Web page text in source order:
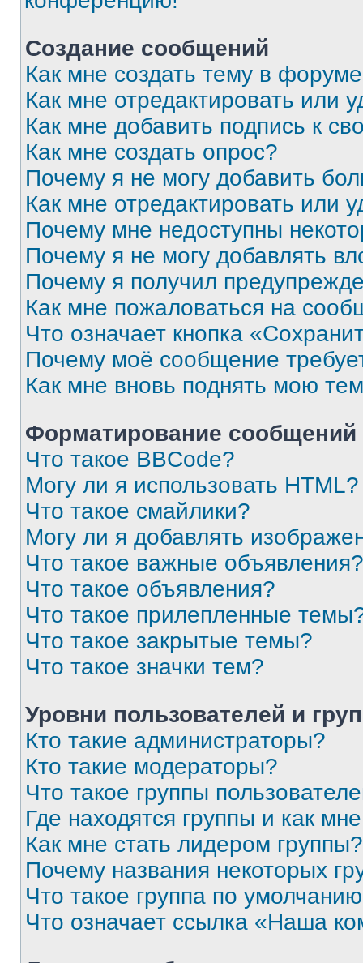
Создание сообщений
Как мне создать тему в
Как мне отредактировать или
Как мне добавить подпись к
Как мне создать опрос?
Почему я не могу добавить
Как мне отредактировать или
Почему мне недоступны
Почему я не могу добавлять
Почему я получил
Как мне пожаловаться на
Что означает кнопка
Почему моё сообщение
Как мне вновь поднять мою
Форматирование
Что такое BBCode?
Могу ли я использовать HTML?
Что такое смайлики?
Могу ли я добавлять
Что такое важные объявления?
Что такое объявления?
Что такое прилепленные
Что такое закрытые темы?
Что такое значки тем?
Уровни пользователей и
Кто такие администраторы?
Кто такие модераторы?
Что такое группы
Где находятся группы и как
Как мне стать лидером группы?
Почему названия некоторых
Что такое группа по
Что означает ссылка «Наша